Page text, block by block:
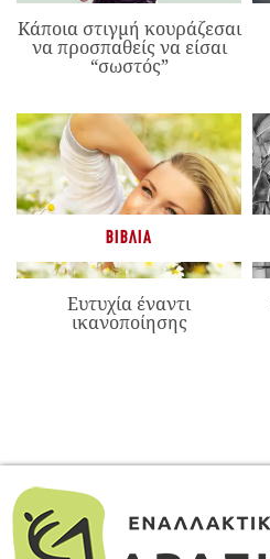
Κάποια στιγμή κουράζεσαι
να προσπαθείς να είσαι
“σωστός”
ΒΙΒΛΊΑ
Ευτυχία έναντι
ικανοποίησης